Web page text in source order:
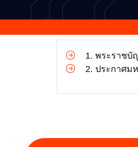
1. พระราช
2. ประกาศม